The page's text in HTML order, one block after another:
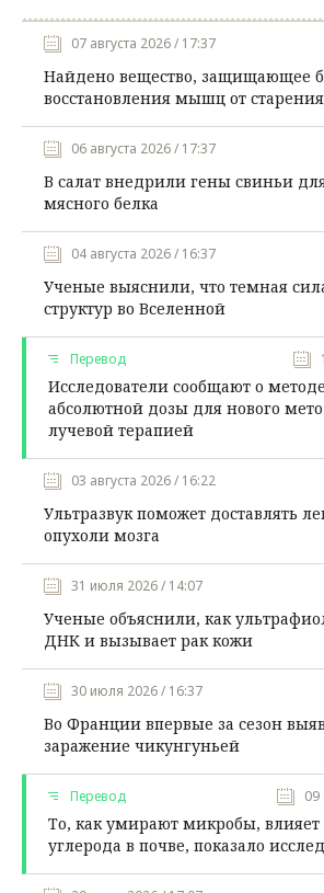
07 августа 2026 / 17:37
Найдено вещество, защищающее
восстановления мышц от старения
06 августа 2026 / 17:37
В салат внедрили гены свиньи
мясного белка
04 августа 2026 / 16:37
Ученые выяснили, что темная
структур во Вселенной
Перевод
Исследователи сообщают о
абсолютной дозы для нового
лучевой терапией
03 августа 2026 / 16:22
Ультразвук поможет доставлять
опухоли мозга
31 июля 2026 / 14:07
Ученые объяснили, как
ДНК и вызывает рак кожи
30 июля 2026 / 16:37
Во Франции впервые за сезон
заражение чикунгуньей
Перевод 09
То, как умирают микробы,
углерода в почве, показало